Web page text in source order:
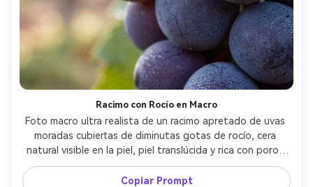
Racimo con Rocío en Macro
Foto macro ultra realista de un racimo apretado de uvas
moradas cubiertas de diminutas gotas de rocío, cera
natural visible en la piel, piel translúcida y rica con poros
sutiles, luz de fondo suave de mañana, poca profundidad
de campo con bokeh cremoso, tomada con Canon R5 y
Copiar Prompt